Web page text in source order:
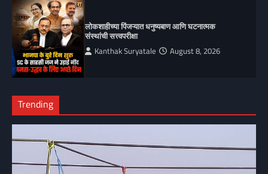
लोकशाहीच्या पिंजऱ्यात धनुष्यबाण आणि घटनात्मक
संस्थांची सत्त्वपरीक्षा
Kanthak Suryatale August 8, 2026
Trending